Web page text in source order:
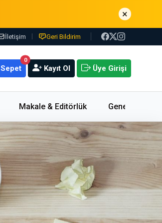
×
İletişim Geri Bildirim
0
Sepet Kayıt Ol Üye Girişi
Makale & Editörlük Genel